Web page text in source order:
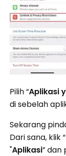
Pilih “Aplikasi
di sebelah
Sekarang
Dari sana, klik “
"Aplikasi” dan